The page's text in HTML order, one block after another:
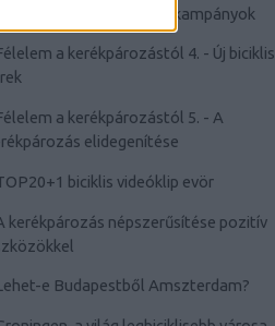
népszerűsítő kampányok
a kerékpározástól 4. - Új biciklis
a kerékpározástól 5. - A
elidegenítése
biciklis videóklip evör
kerékpározás népszerűsítése pozitív
e Budapestből Amszterdam?